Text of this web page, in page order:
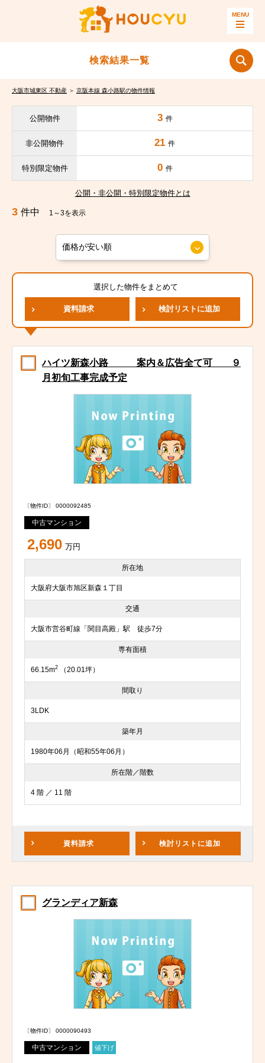
検索結果一覧
大阪市城東区 不動産 ＞ 京阪本線 森小路駅の物件情報
公開物件 3 件
非公開物件 21 件
特別限定物件 0 件
公開・非公開・特別限定物件とは
3 件中 1～3を表示
選択した物件をまとめて
資料請求 検討リストに追加
ハイツ新森小路 案内＆広告全て可 ９
月初旬工事完成予定
〔物件ID〕 0000092485
中古マンション
2,690 万円
所在地
大阪府大阪市旭区新森１丁目
交通
大阪市営谷町線「関目高殿」駅 徒歩7分
専有面積
66.15m2 （20.01坪）
間取り
3LDK
築年月
1980年06月（昭和55年06月）
所在階／階数
4 階 ／ 11 階
資料請求 検討リスト に追加
グランディア新森
〔物件ID〕 0000090493
中古マンション 値下げ